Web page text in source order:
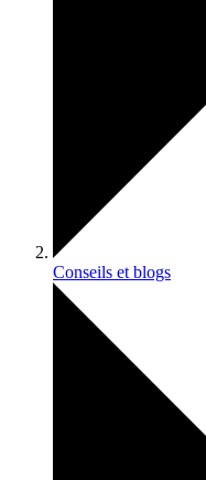
Conseils et blogs